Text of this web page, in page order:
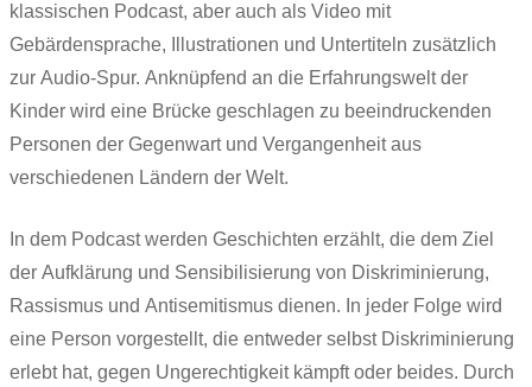
klassischen Podcast, aber auch als Video mit
Gebärdensprache, Illustrationen und Untertiteln zusätzlich
zur Audio-Spur. Anknüpfend an die Erfahrungswelt der
Kinder wird eine Brücke geschlagen zu beeindruckenden
Personen der Gegenwart und Vergangenheit aus
verschiedenen Ländern der Welt.
In dem Podcast werden Geschichten erzählt, die dem Ziel
der Aufklärung und Sensibilisierung von Diskriminierung,
Rassismus und Antisemitismus dienen. In jeder Folge wird
eine Person vorgestellt, die entweder selbst Diskriminierung
erlebt hat, gegen Ungerechtigkeit kämpft oder beides. Durch